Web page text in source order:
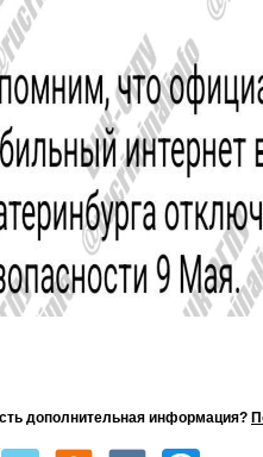
дополнительная информация?